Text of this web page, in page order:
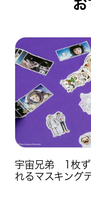
お
宇宙兄弟 1枚ず
れるマスキング